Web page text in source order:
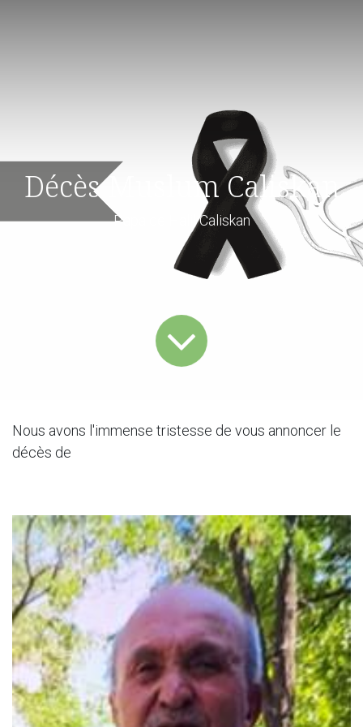
Décès Muslum Caliskan
Papa de Halil Caliskan
Nous avons l'immense tristesse de vous annoncer le
décès de